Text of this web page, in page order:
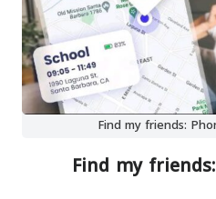
كيف تستخدم تطبيق Find my friends: